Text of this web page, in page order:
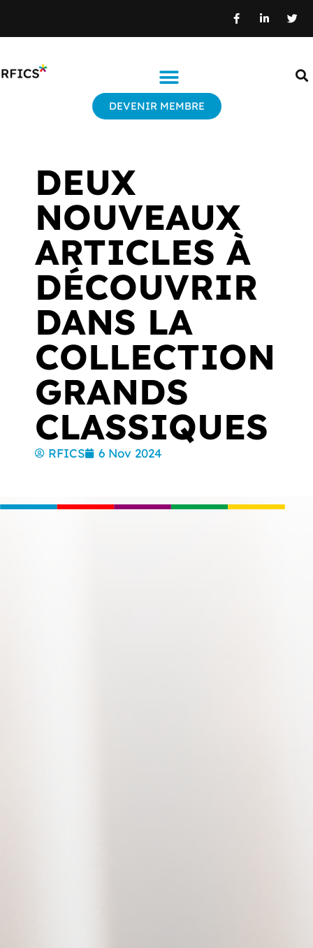
DEVENIR MEMBRE
DEUX
NOUVEAUX
ARTICLES À
DÉCOUVRIR
DANS LA
COLLECTION
GRANDS
CLASSIQUES
RFICS 6 Nov 2024